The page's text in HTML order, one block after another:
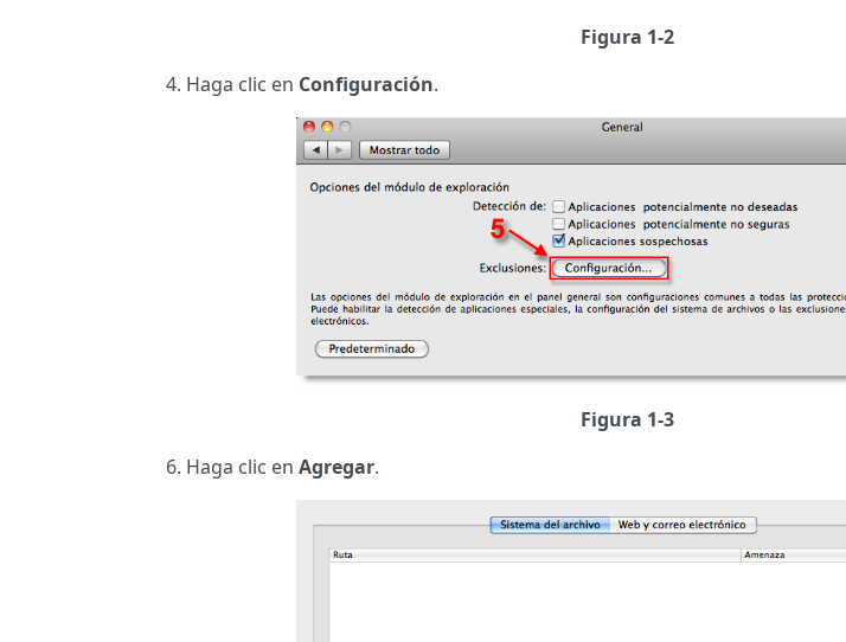
Figura 1-2
Haga clic en Configuración.
Figura 1-3
Haga clic en Agregar.